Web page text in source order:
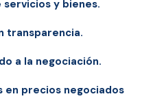
y bienes.
transparencia.
a la negociación.
precios negociados